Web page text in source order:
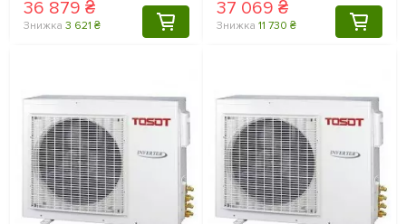
36 879 ₴
Знижка3 621 ₴
37 069 ₴
Знижка 11 730 ₴